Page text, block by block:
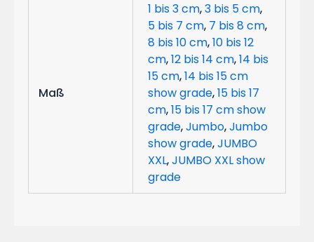
Maß
1 bis 3 cm,3 bis 5 cm,
5 bis 7 cm, 7 bis 8 cm,
8 bis 10 cm,10 bis 12
cm,12 bis 14 cm,14 bis
15 cm,14 bis 15 cm
show grade,15 bis 17
cm,15 bis 17 cm show
grade,Jumbo,Jumbo
show grade,JUMBO
XXL,JUMBO XXL show
grade